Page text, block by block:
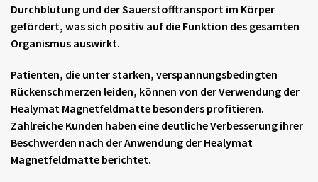
Durchblutung und der Sauerstofftransport im Körper
gefördert, was sich positiv auf die Funktion des gesamten
Organismus auswirkt.
Patienten, die unter starken, verspannungsbedingten
Rückenschmerzen leiden, können von der Verwendung der
Healymat Magnetfeldmatte besonders profitieren.
Zahlreiche Kunden haben eine deutliche Verbesserung ihrer
Beschwerden nach der Anwendung der Healymat
Magnetfeldmatte berichtet.